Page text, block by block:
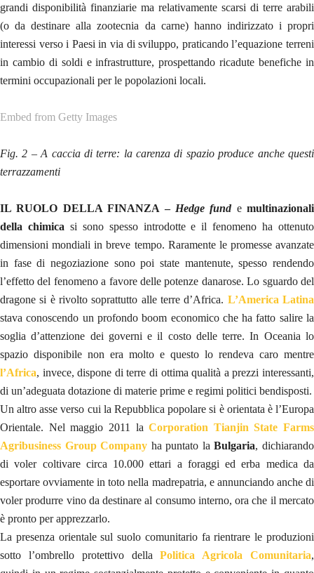
grandi disponibilità finanziarie ma relativamente scarsi di terre arabili
(o da destinare alla zootecnia da carne) hanno indirizzato i propri
interessi verso i Paesi in via di sviluppo, praticando l’equazione terreni
in cambio di soldi e infrastrutture, prospettando ricadute benefiche in
termini occupazionali per le popolazioni locali.
Embed from Getty Images
Fig. 2 – A caccia di terre: la carenza di spazio produce anche questi
terrazzamenti
IL RUOLO DELLA FINANZA – Hedge funde multinazionali
della chimica si sono spesso introdotte e il fenomeno ha ottenuto
dimensioni mondiali in breve tempo. Raramente le promesse avanzate
in fase di negoziazione sono poi state mantenute, spesso rendendo
l’effetto del fenomeno a favore delle potenze danarose. Lo sguardo del
dragone si è rivolto soprattutto alle terre d’Africa. L’America Latina
stava conoscendo un profondo boom economico che ha fatto salire la
soglia d’attenzione dei governi e il costo delle terre. In Oceania lo
spazio disponibile non era molto e questo lo rendeva caro mentre
l’Africa, invece, dispone di terre di ottima qualità a prezzi interessanti,
di un’adeguata dotazione di materie prime e regimi politici bendisposti.
Un altro asse verso cui la Repubblica popolare si è orientata è l’Europa
Orientale. Nel maggio 2011 laCorporation Tianjin State Farms
Agribusiness Group Company ha puntato laBulgaria, dichiarando
di voler coltivare circa 10.000 ettari a foraggi ed erba medica da
esportare ovviamente in toto nella madrepatria, e annunciando anche di
voler produrre vino da destinare al consumo interno, ora che il mercato
è pronto per apprezzarlo.
La presenza orientale sul suolo comunitario fa rientrare le produzioni
sotto l’ombrello protettivo dellaPolitica Agricola Comunitaria,